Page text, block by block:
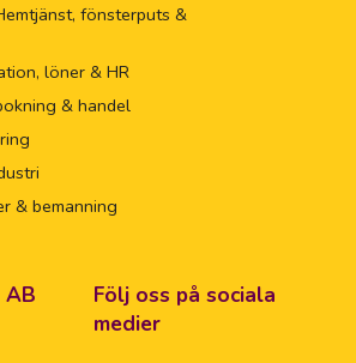
fönsterputs &
löner & HR
& handel
& bemanning
AB
Följ oss på sociala
medier